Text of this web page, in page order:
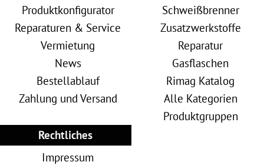
Produktkonfigurator
Reparaturen & Service
Vermietung
News
Bestellablauf
Zahlung und Versand
Schweißbrenner
Zusatzwerkstoffe
Reparatur
Gasflaschen
Rimag Katalog
Alle Kategorien
Produktgruppen
Rechtliches
Impressum